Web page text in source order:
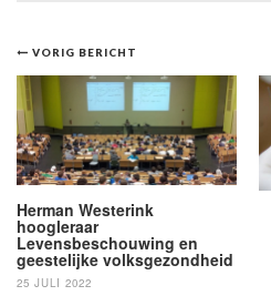
Bericht
navigatie
VORIG BERICHT
Herman Westerink
hoogleraar
Levensbeschouwing en
geestelijke volksgezondheid
25 JULI 2022